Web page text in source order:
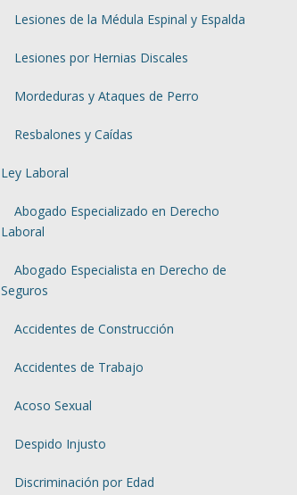
Lesiones de la Médula Espinal y Espalda
Lesiones por Hernias Discales
Mordeduras y Ataques de Perro
Resbalones y Caídas
Ley Laboral
Abogado Especializado en Derecho
Laboral
Abogado Especialista en Derecho de
Seguros
Accidentes de Construcción
Accidentes de Trabajo
Acoso Sexual
Despido Injusto
Discriminación por Edad